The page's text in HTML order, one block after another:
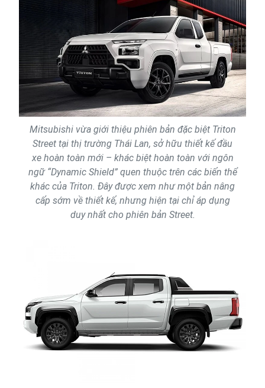
Mitsubishi vừa giới thiệu phiên bản đặc biệt Triton
Street tại thị trường Thái Lan, sở hữu thiết kế đầu
xe hoàn toàn mới – khác biệt hoàn toàn với ngôn
ngữ “Dynamic Shield” quen thuộc trên các biến thể
khác của Triton. Đây được xem như một bản nâng
cấp sớm về thiết kế, nhưng hiện tại chỉ áp dụng
duy nhất cho phiên bản Street.